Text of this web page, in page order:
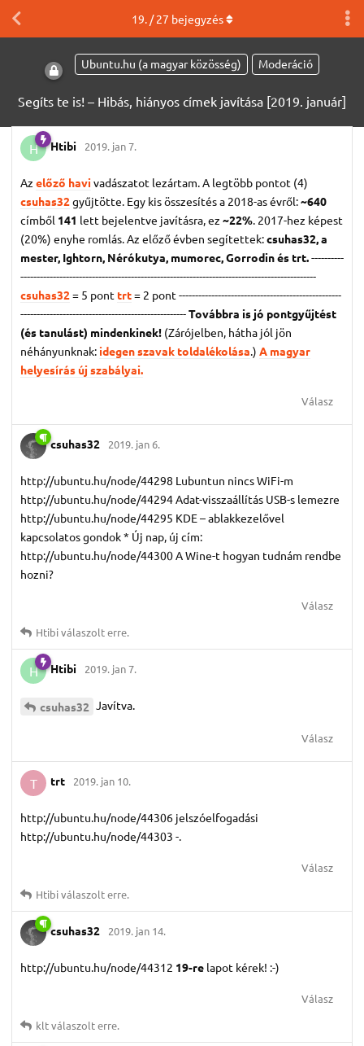
Ubuntu.hu (a magyar közösség) Moderáció
Segíts te is! – Hibás, hiányos címek javítása [2019. január]
19. /27 bejegyzés
H Htibi 2019. jan 7.
Az előző havivadászatot lezártam. A legtöbb pontot (4)
csuhas32gyűjtötte. Egy kis összesítés a 2018-as évről:~640
címből 141 lett bejelentve javításra, ez ~22%. 2017-hez képest
(20%) enyhe romlás. Az előző évben segítettek:csuhas32, a
mester, Ightorn, Nérókutya, mumorec, Gorrodin és trt.----------
-------------------------------------------------------------------------------------------
csuhas32= 5 pont trt= 2 pont --------------------------------------------------
---------------------------------------------------Továbbra is jó pontgyűjtést
(és tanulást) mindenkinek! (Zárójelben, hátha jól jön
néhányunknak: idegen szavak toldalékolása.) A magyar
helyesírás új szabályai.
Válasz
csuhas32 2019. jan 6.
http://ubuntu.hu/node/44298 Lubuntun nincs WiFi-m
http://ubuntu.hu/node/44294 Adat-visszaállítás USB-s lemezre
http://ubuntu.hu/node/44295 KDE – ablakkezelővel
kapcsolatos gondok * Új nap, új cím:
http://ubuntu.hu/node/44300 A Wine-t hogyan tudnám rendbe
hozni?
Válasz
Htibiválaszolt erre.
H Htibi 2019. jan 7.
csuhas32 Javítva.
Válasz
T trt 2019. jan 10.
http://ubuntu.hu/node/44306 jelszóelfogadási
http://ubuntu.hu/node/44303 -.
Válasz
Htibiválaszolt erre.
csuhas32 2019. jan 14.
http://ubuntu.hu/node/44312 19-re lapot kérek! :-)
Válasz
kltválaszolt erre.